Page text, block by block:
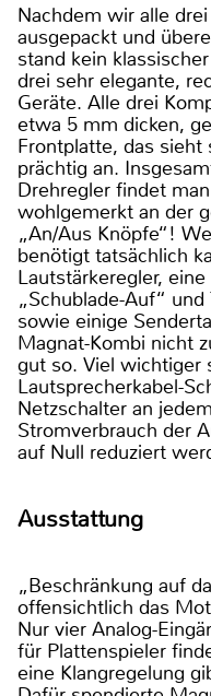
Nachdem wir alle
ausgepackt und
stand kein
drei sehr elegante,
Geräte. Alle drei
etwa 5 mm dicken,
Frontplatte, das
prächtig an.
Drehregler findet
wohlgemerkt an der
„An/Aus Knöpfe“!
benötigt tatsächlich
Lautstärkeregler,
„Schublade-Auf“
sowie einige
Magnat-Kombi nicht
gut so. Viel wichtiger
Lautsprecherkabel-
Netzschalter an
Stromverbrauch der
auf Null reduziert
Ausstattung
„Beschränkung auf
offensichtlich das
Nur vier Analog-
für Plattenspieler
eine Klangregelung